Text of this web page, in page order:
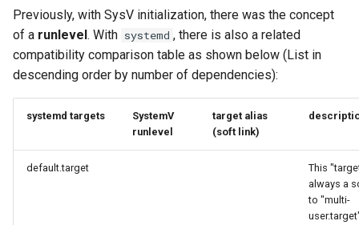
Previously, with SysV initialization, there was the concept
of a runlevel . With systemd , there is also a related
compatibility comparison table as shown below (List in
descending order by number of dependencies):
systemd targets
SystemV
runlevel
target alias
(soft link)
default.target
This
always a
to "multi-